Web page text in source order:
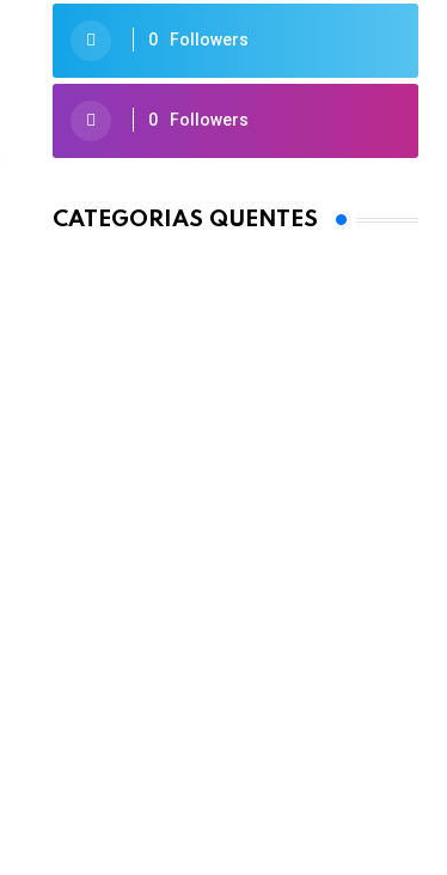
0 Followers
0 Followers
CATEGORIAS QUENTES